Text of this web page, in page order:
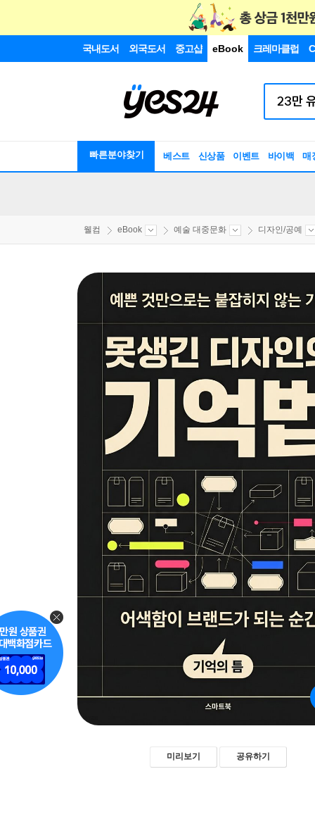
국내도서 외국도서 중고샵 eBook 크레마클럽
빠른분야찾기 베스트 신상품 이벤트 바이백 매
웰컴 eBook 예술 대중문화 디자인/공예
미리보기 공유하기